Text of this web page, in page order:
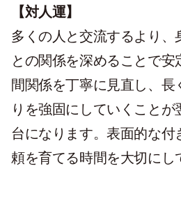
【対人運】
多くの人と交流するより、
との関係を深めることで安
間関係を丁寧に見直し、長
りを強固にしていくことが
台になります。表面的な付
頼を育てる時間を大切にし